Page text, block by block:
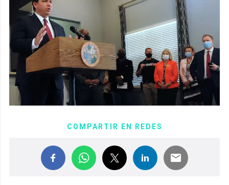
COMPARTIR EN REDES